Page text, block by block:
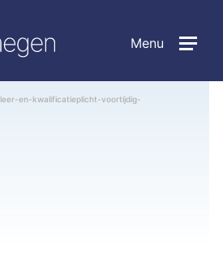
Menu
leer-en-kwalificatieplicht-voortijdig-